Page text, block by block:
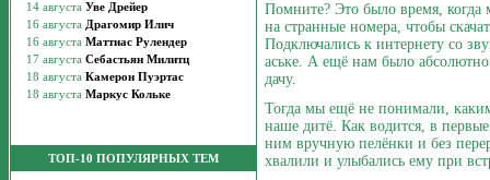
ТОП-10 ПОПУЛЯРНЫХ ТЕМ
Помните? Это было время, когда
на странные номера, чтобы
Подключались к интернету со
аське. А ещё нам было
дачу.
Тогда мы ещё не понимали,
наше дитё. Как водится, в
ним вручную пелёнки и без
хвалили и улыбались ему при